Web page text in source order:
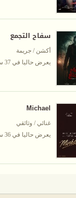
سفاح التجمع
أكشن / جريمة
يعرض حاليا في 37 سينمات
Michael
غنائي / وثائقي
يعرض حاليا في 36 سينمات